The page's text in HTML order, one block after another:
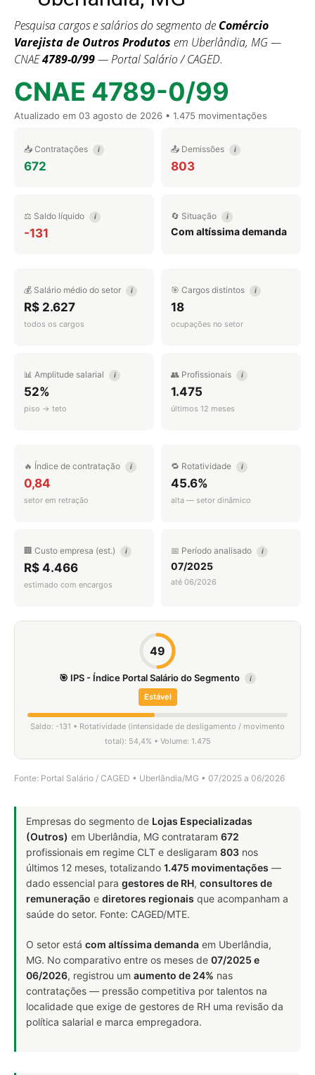
Pesquisa cargos e salários do segmento de Comércio
Varejista de Outros Produtos em Uberlândia, MG —
CNAE4789-0/99— Portal Salário / CAGED.
CNAE 4789-0/99
Atualizado em 03 agosto de 2026 • 1.475 movimentações
📥 Contratações i
672
📤 Demissões i
803
⚖️ Saldo líquido i
-131
🔄 Situação i
Com altíssima demanda
💰 Salário médio do setor i
R$ 2.627
todos os cargos
🎯 Cargos distintos i
18
ocupações no setor
📊 Amplitude salarial i
52%
piso → teto
👥 Profissionais i
1.475
últimos 12 meses
🔥 Índice de contratação i
0,84
setor em retração
🔁 Rotatividade i
45.6%
alta — setor dinâmico
🏢 Custo empresa (est.) i
R$ 4.466
estimado com encargos
📅 Período analisado i
07/2025
até 06/2026
49
🎯 IPS - Índice Portal Salário do Segmento i
Estável
Saldo: -131 • Rotatividade (intensidade de desligamento / movimento
total): 54,4% • Volume: 1.475
Fonte: Portal Salário / CAGED • Uberlândia/MG • 07/2025 a 06/2026
Empresas do segmento de Lojas Especializadas
(Outros) em Uberlândia, MG contrataram 672
profissionais em regime CLT e desligaram 803 nos
últimos 12 meses, totalizando 1.475 movimentações —
dado essencial para gestores de RH, consultores de
remuneração e diretores regionais que acompanham a
saúde do setor. Fonte: CAGED/MTE.
O setor está com altíssima demanda em Uberlândia,
MG. No comparativo entre os meses de 07/2025 e
06/2026, registrou um aumento de 24% nas
contratações — pressão competitiva por talentos na
localidade que exige de gestores de RH uma revisão da
política salarial e marca empregadora.